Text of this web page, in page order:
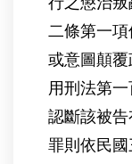
二條第一
或意圖顛
用刑法第
認斷該被
罪則依民